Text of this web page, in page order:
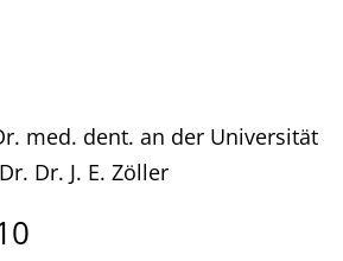
med. dent. an der Universität
Dr. J. E. Zöller